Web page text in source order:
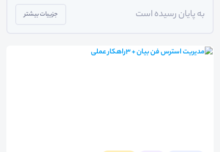
به پایان رسیده است جزییات بیشتر